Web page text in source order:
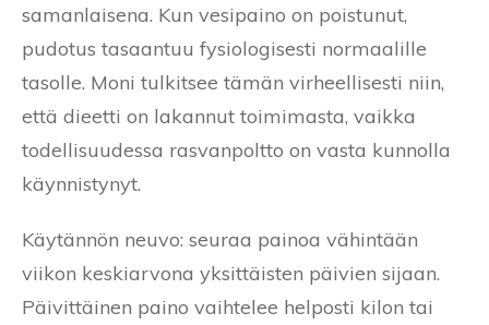
samanlaisena. Kun vesipaino on poistunut,
pudotus tasaantuu fysiologisesti normaalille
tasolle. Moni tulkitsee tämän virheellisesti niin,
että dieetti on lakannut toimimasta, vaikka
todellisuudessa rasvanpoltto on vasta kunnolla
käynnistynyt.
Käytännön neuvo: seuraa painoa vähintään
viikon keskiarvona yksittäisten päivien sijaan.
Päivittäinen paino vaihtelee helposti kilon tai